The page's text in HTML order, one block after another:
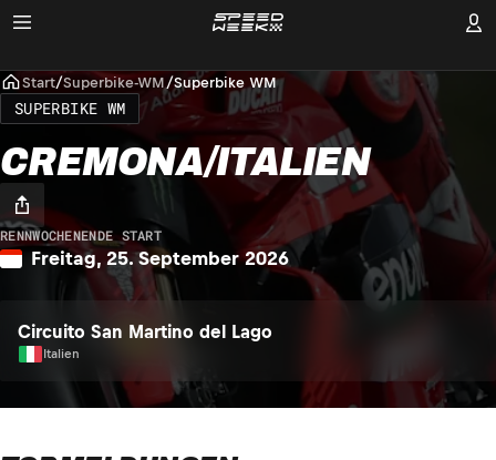
Start/Superbike-WM /Superbike WM
SUPERBIKE WM
CREMONA/ITALIEN
RENNWOCHENENDE START
Freitag, 25. September 2026
Circuito San Martino del Lago
Italien